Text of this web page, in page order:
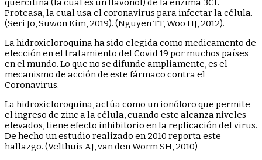
quercitina (la cual es un flavonol) de la enzima 3CL
Proteasa, la cual usa el coronavirus para infectar la célula.
(Seri Jo, Suwon Kim, 2019). (Nguyen TT, Woo HJ, 2012).
La hidroxicloroquina ha sido elegida como medicamento de
elección en el tratamiento del Covid 19 por muchos países
en el mundo. Lo que no se difunde ampliamente, es el
mecanismo de acción de este fármaco contra el
Coronavirus.
La hidroxicloroquina, actúa como un ionóforo que permite
el ingreso de zinc a la célula, cuando este alcanza niveles
elevados, tiene efecto inhibitorio en la replicación del virus.
De hecho un estudio realizado en 2010 reporta este
hallazgo. (Velthuis AJ, van den Worm SH, 2010)